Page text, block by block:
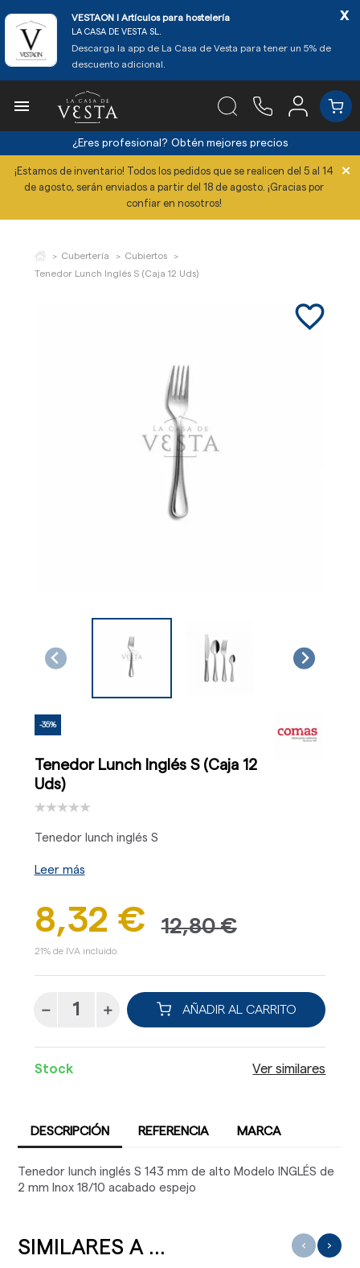
VESTAON l Artículos para hostelería
LA CASA DE VESTA SL.
Descarga la app de La Casa de Vesta para tener un 5% de
descuento adicional.
x

¿Eres profesional? Obtén mejores precios
¡Estamos de inventario! Todos los pedidos que se realicen del 5 al 14
de agosto, serán enviados a partir del 18 de agosto. ¡Gracias por
confiar en nosotros!
×
Cubertería
Cubiertos
Tenedor Lunch Inglés S (Caja 12 Uds)
favorite_border
-35%
Tenedor Lunch Inglés S (Caja 12
Uds)
Tenedor lunch inglés S
Leer más
8,32 € 12,80 €
21% de IVA incluido.
AÑADIR AL CARRITO
Stock Ver similares
DESCRIPCIÓN REFERENCIA MARCA
Tenedor lunch inglés S 143 mm de alto Modelo INGLÉS de
2 mm Inox 18/10 acabado espejo
SIMILARES A ... ‹ ›